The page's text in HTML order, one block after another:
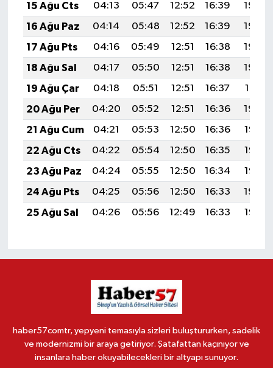
15 Ağu Cts
04:13 05:47 12:52 16:39
19:46
16 Ağu Paz
04:14 05:48 12:52 16:39
19:45
17 Ağu Pts
04:16 05:49 12:51 16:38
19:44
18 Ağu Sal
04:17 05:50 12:51 16:38
19:42
19 Ağu Çar
04:18 05:51 12:51 16:37
19:41
20 Ağu Per
04:20 05:52 12:51 16:36
19:40
21 Ağu Cum
04:21 05:53 12:50 16:36
19:38
22 Ağu Cts
04:22 05:54 12:50 16:35
19:37
23 Ağu Paz
04:24 05:55 12:50 16:34
19:35
24 Ağu Pts
04:25 05:56 12:50 16:33
19:34
25 Ağu Sal
04:26 05:56 12:49 16:33 19:32
haber57comtr, yepyeni temasıyla sizleri buluştururken, sadelik
ve modernizmi bir araya getiriyor. Şatafattan kaçınıyor ve
insanlara haber okuyabilecekleri bir altyapı sunuyor.